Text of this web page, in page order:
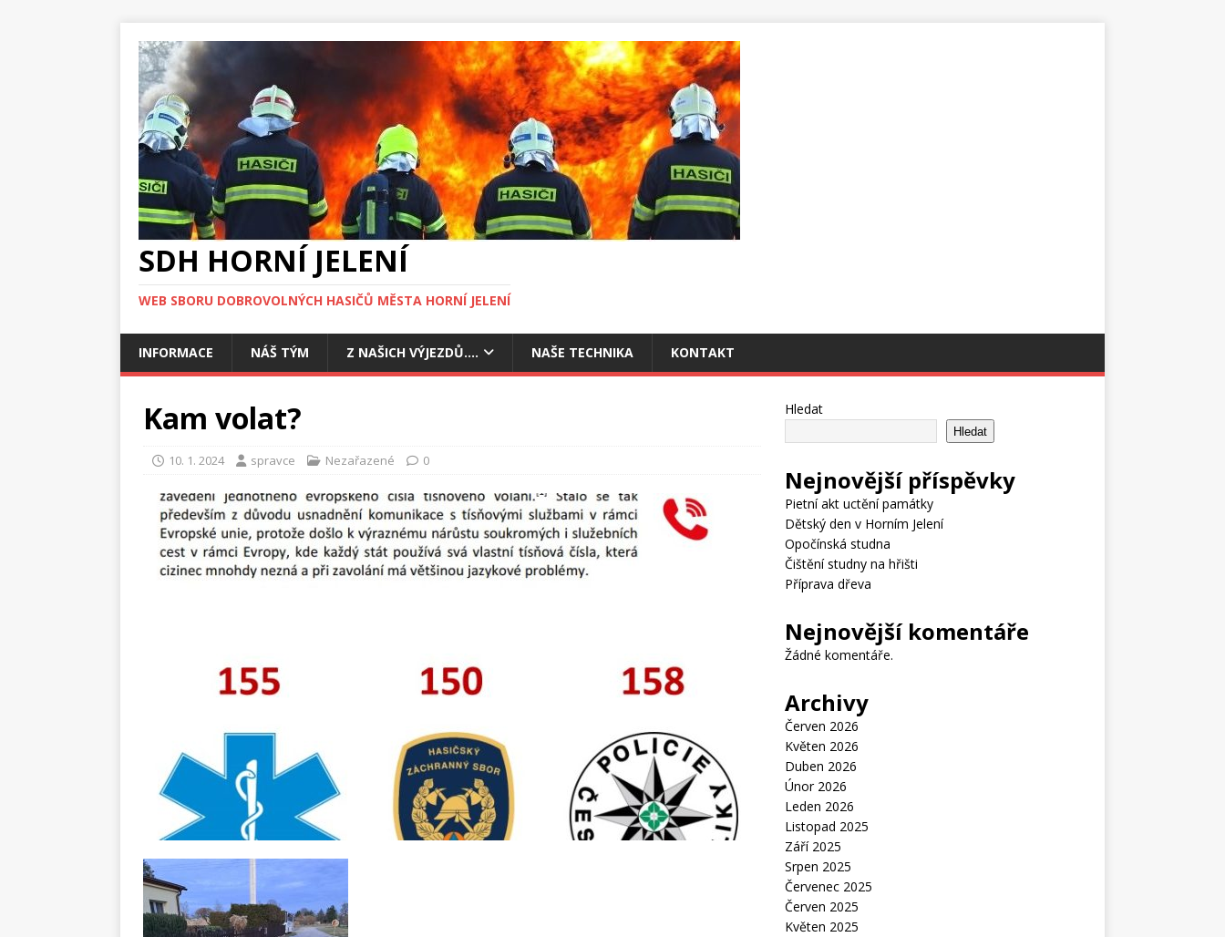
SDH HORNÍ JELENÍ
WEB SBORU DOBROVOLNÝCH HASIČŮ MĚSTA HORNÍ JELENÍ
INFORMACE NÁŠ TÝM Z NAŠICH VÝJEZDŮ…. NAŠE TECHNIKA KONTAKT
Kam volat?
10. 1. 2024 spravce Nezařazené 0
Hledat
Hledat
Nejnovější příspěvky
Pietní akt uctění památky
Dětský den v Horním Jelení
Opočínská studna
Čištění studny na hřišti
Příprava dřeva
Nejnovější komentáře
Žádné komentáře.
Archivy
Červen 2026
Květen 2026
Duben 2026
Únor 2026
Leden 2026
Listopad 2025
Září 2025
Srpen 2025
Červenec 2025
Červen 2025
Květen 2025